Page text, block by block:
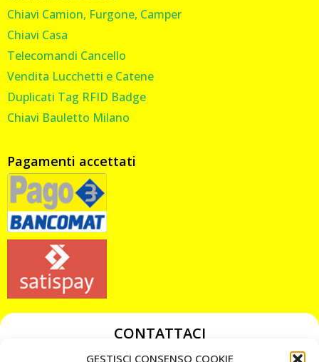
GESTISCI CONSENSO COOKIE
Chiavi Camion, Furgone, Camper
Chiavi Casa
Telecomandi Cancello
Vendita Lucchetti e Catene
Duplicati Tag RFID Badge
Chiavi Bauletto Milano
Pagamenti accettati
CONTATTACI
349 3863811